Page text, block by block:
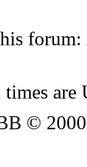
forum:
times are
©